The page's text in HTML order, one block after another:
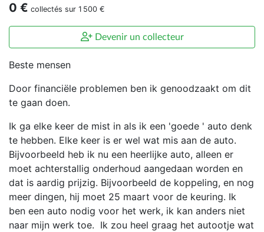
0 € collectés sur 1 500 €
Devenir un collecteur
Beste mensen
Door financiële problemen ben ik genoodzaakt om dit
te gaan doen.
Ik ga elke keer de mist in als ik een 'goede ' auto denk
te hebben. Elke keer is er wel wat mis aan de auto.
Bijvoorbeeld heb ik nu een heerlijke auto, alleen er
moet achterstallig onderhoud aangedaan worden en
dat is aardig prijzig. Bijvoorbeeld de koppeling, en nog
meer dingen, hij moet 25 maart voor de keuring. Ik
ben een auto nodig voor het werk, ik kan anders niet
naar mijn werk toe. Ik zou heel graag het autootje wat